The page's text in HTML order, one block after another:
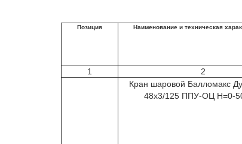
Позиция Наименование и техническая
1 2
Кран шаровой Балломакс
48х3/125 ППУ-ОЦ H=0-